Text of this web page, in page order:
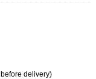
delivery)